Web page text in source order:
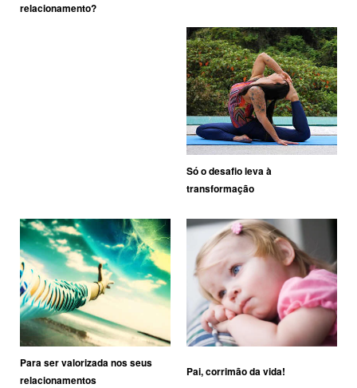
relacionamento?
Só o desafio leva à
transformação
Para ser valorizada nos seus
relacionamentos
Pai, corrimão da vida!